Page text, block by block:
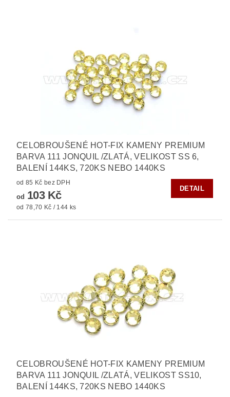
CELOBROUŠENÉ HOT-FIX KAMENY PREMIUM
BARVA 111 JONQUIL /ZLATÁ, VELIKOST SS 6,
BALENÍ 144KS, 720KS NEBO 1440KS
od 85 Kč bez DPH
od 103 Kč
od 78,70 Kč / 144 ks
DETAIL
CELOBROUŠENÉ HOT-FIX KAMENY PREMIUM
BARVA 111 JONQUIL /ZLATÁ, VELIKOST SS10,
BALENÍ 144KS, 720KS NEBO 1440KS